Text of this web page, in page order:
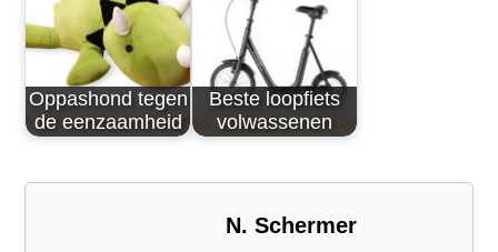
Oppashond tegen
de eenzaamheid
Beste loopfiets
volwassenen
N. Schermer